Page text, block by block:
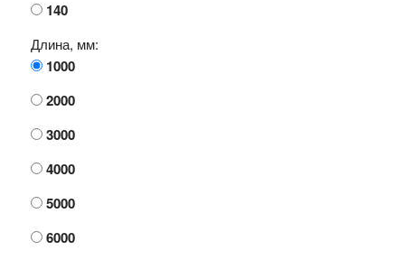
140
Длина, мм:
1000
2000
3000
4000
5000
6000